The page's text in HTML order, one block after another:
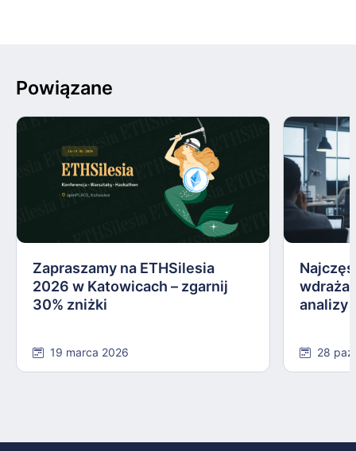
Powiązane
Zapraszamy na ETHSilesia
2026 w Katowicach – zgarnij
30% zniżki
19 marca 2026
analizy
28